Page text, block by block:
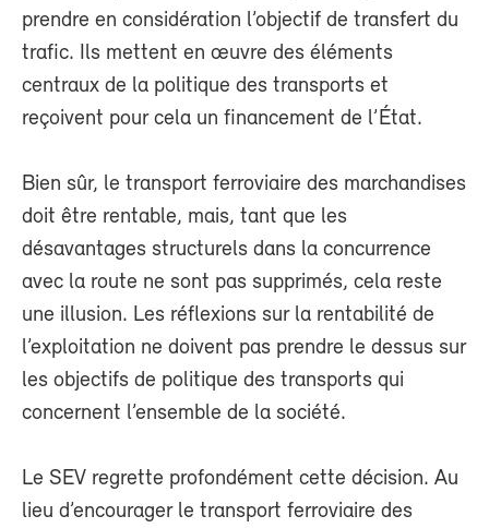
prendre en considération l’objectif de transfert du
trafic. Ils mettent en œuvre des éléments
centraux de la politique des transports et
reçoivent pour cela un financement de l’État.
Bien sûr, le transport ferroviaire des marchandises
doit être rentable, mais, tant que les
désavantages structurels dans la concurrence
avec la route ne sont pas supprimés, cela reste
une illusion. Les réflexions sur la rentabilité de
l’exploitation ne doivent pas prendre le dessus sur
les objectifs de politique des transports qui
concernent l’ensemble de la société.
Le SEV regrette profondément cette décision. Au
lieu d’encourager le transport ferroviaire des